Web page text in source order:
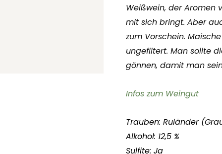
Burgenland
Österreich
Menge
Weißwein, der Aromen
mit sich bringt. Aber
zum Vorschein.
ungefiltert. Man sollte
gönnen, damit man
Infos zum Weingut
Trauben: Ruländer
Alkohol: 12,5 %
Sulfite: Ja